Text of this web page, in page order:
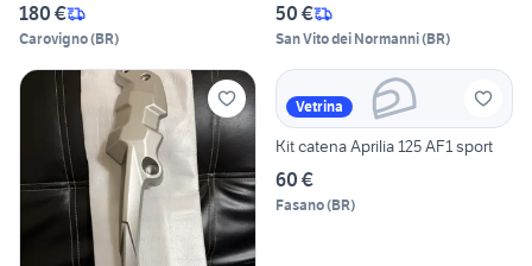
180 €
Carovigno(BR)
50 €
San Vito dei Normanni(BR)
Vetrina
Kit catena Aprilia 125 AF1 sport
60 €
Fasano(BR)